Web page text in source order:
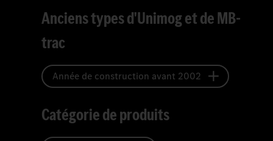
Anciens types d'Unimog et de MB-
trac
Année de construction avant 2002
Catégorie de produits